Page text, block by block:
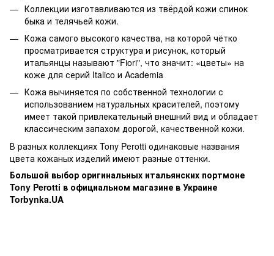
Коллекции изготавливаются из твёрдой кожи спинок
быка и телячьей кожи.
Кожа самого высокого качества, на которой чётко
просматривается структура и рисунок, который
итальянцы называют "Fiori", что значит: «цветы» на
коже для серий Italico и Academia
Кожа вычиняется по собственной технологии с
использованием натуральных красителей, поэтому
имеет такой привлекательный внешний вид и обладает
классическим запахом дорогой, качественной кожи.
В разных коллекциях Tony Perotti одинаковые названия
цвета кожаных изделий имеют разные оттенки.
Большой выбор оригинальных итальянских портмоне
Tony Perotti в официальном магазине в Украине
Torbynka.UA